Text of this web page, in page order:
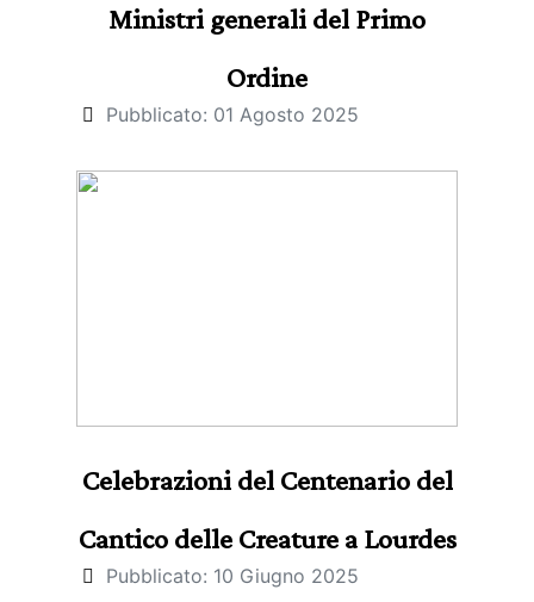
Ministri generali del Primo
Ordine
Pubblicato: 01 Agosto 2025
Celebrazioni del Centenario del
Cantico delle Creature a Lourdes
Pubblicato: 10 Giugno 2025